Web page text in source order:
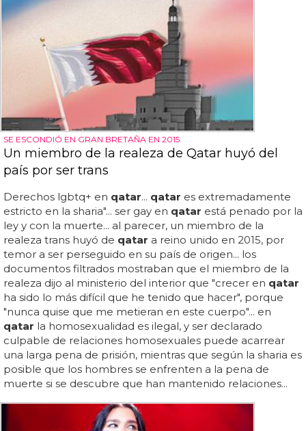
SE ESCONDIÓ EN GRAN BRETAÑA EN 2015
Un miembro de la realeza de Qatar huyó del
país por ser trans
Derechos lgbtq+ en qatar... qatar es extremadamente
estricto en la sharia"... ser gay en qatar está penado por la
ley y con la muerte... al parecer, un miembro de la
realeza trans huyó de qatar a reino unido en 2015, por
temor a ser perseguido en su país de origen... los
documentos filtrados mostraban que el miembro de la
realeza dijo al ministerio del interior que "crecer en qatar
ha sido lo más difícil que he tenido que hacer", porque
"nunca quise que me metieran en este cuerpo"... en
qatar la homosexualidad es ilegal, y ser declarado
culpable de relaciones homosexuales puede acarrear
una larga pena de prisión, mientras que según la sharia es
posible que los hombres se enfrenten a la pena de
muerte si se descubre que han mantenido relaciones...